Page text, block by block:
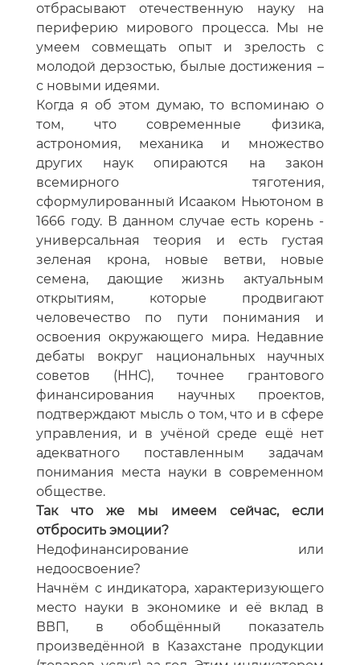
отбрасывают отечественную науку на
периферию мирового процесса. Мы не
умеем совмещать опыт и зрелость с
молодой дерзостью, былые достижения –
с новыми идеями.
Когда я об этом думаю, то вспоминаю о
том, что современные физика,
астрономия, механика и множество
других наук опираются на закон
всемирного тяготения,
сформулированный Исааком Ньютоном в
1666 году. В данном случае есть корень -
универсальная теория и есть густая
зеленая крона, новые ветви, новые
семена, дающие жизнь актуальным
открытиям, которые продвигают
человечество по пути понимания и
освоения окружающего мира. Недавние
дебаты вокруг национальных научных
советов (ННС), точнее грантового
финансирования научных проектов,
подтверждают мысль о том, что и в сфере
управления, и в учёной среде ещё нет
адекватного поставленным задачам
понимания места науки в современном
обществе.
Так что же мы имеем сейчас, если
отбросить эмоции?
Недофинансирование или
недоосвоение?
Начнём с индикатора, характеризующего
место науки в экономике и её вклад в
ВВП, в обобщённый показатель
произведённой в Казахстане продукции